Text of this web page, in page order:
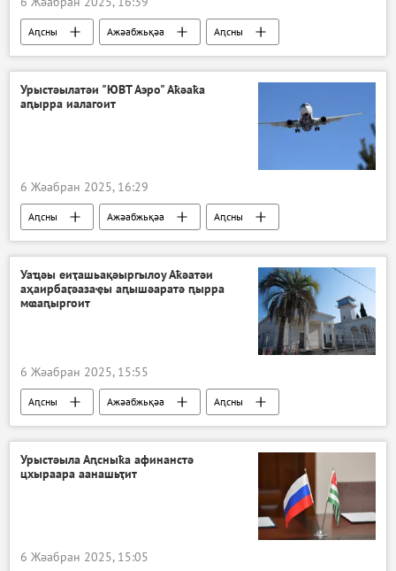
Аԥсны Ажәабжьқәа
Аԥсны
Ауаажәларра
Урыстәылатәи "ЮВТ Аэро" Аҟәаҟа
аԥырра иалагоит
6 Жәабран 2025, 16:29
Аԥсны Ажәабжьқәа
Аԥсны
Аҟәа
Ауаажәларра
Уаҵәы еиҭашьақәыргылоу Аҟәатәи
аҳаирбаӷәазаҿы аԥышәаратә ԥырра
мҩаԥыргоит
6 Жәабран 2025, 15:55
Аԥсны Ажәабжьқәа Аԥсны
Урыстәыла Аԥсныҟа афинанстә
цхыраара аанашьҭит
6 Жәабран 2025, 15:05